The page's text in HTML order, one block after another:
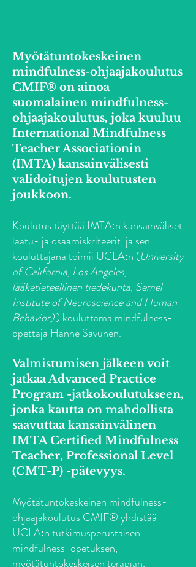
Myötätuntokeskeinen
mindfulness-ohjaajakoulutus
CMIF® on ainoa
suomalainen mindfulness-
ohjaajakoulutus, joka kuuluu
International Mindfulness
Teacher Associationin
(IMTA) kansainvälisesti
validoitujen koulutusten
joukkoon.
Koulutus täyttää IMTA:n kansainväliset
laatu- ja osaamiskriteerit, ja sen
kouluttajana toimii UCLA:n (University
of California, Los Angeles,
lääketieteellinen tiedekunta, Semel
Institute of Neuroscience and Human
Behavior)) kouluttama mindfulness-
opettaja Hanne Savunen.
Valmistumisen jälkeen voit
jatkaa Advanced Practice
Program -jatkokoulutukseen,
jonka kautta on mahdollista
saavuttaa kansainvälinen
IMTA Certified Mindfulness
Teacher, Professional Level
(CMT-P) -pätevyys.
Myötätuntokeskeinen mindfulness-
ohjaajakoulutus CMIF® yhdistää
UCLA:n tutkimusperustaisen
mindfulness-opetuksen,
myötätuntokeskeisen terapian,